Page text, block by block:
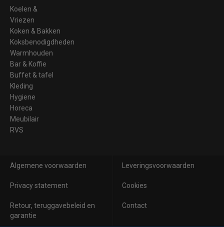
Koelen &
Vriezen
Koken & Bakken
Koksbenodigdheden
Warmhouden
Bar & Koffie
Buffet & tafel
Kleding
Hygiene
Horeca
Meubilair
RVS
Algemene voorwaarden Leveringsvoorwaarden
Privacy statement Cookies
Retour, teruggavebeleid en
garantie
Contact